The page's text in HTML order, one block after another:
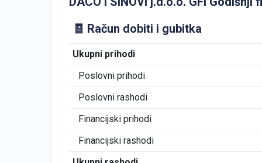
🧾 Račun dobiti i gubitka
Ukupni prihodi
Poslovni prihodi
Poslovni rashodi
Financijski prihodi
Financijski rashodi